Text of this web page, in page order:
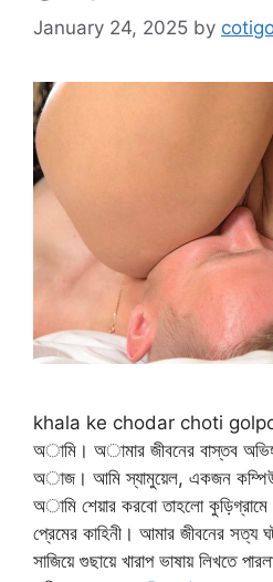
January 24, 2025 by
khala ke chodar choti golpo
অামি। অামার জীবনের বাস্তব
অাজ। আমি স্যামুয়েল, একজন
অামি শেয়ার করবো তাহলো কুড়িগ্রামে
প্রেমের কাহিনী। আমার জীবনের সত্য
সাজিয়ে গুছায়ে খারাপ ভাষায় লিখতে